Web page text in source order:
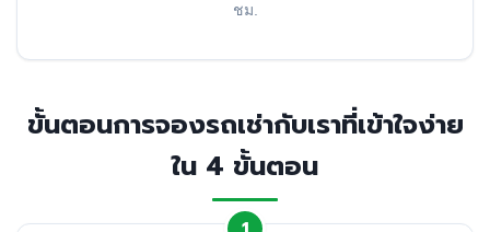
ชม.
ขั้นตอนการจองรถเช่ากับเราที่เข้าใจง่าย
ใน 4 ขั้นตอน